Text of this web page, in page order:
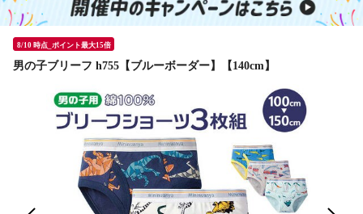
8/10 時点_ポイント最大15倍
男の子ブリーフ h755【ブルーボーダー】【140cm】